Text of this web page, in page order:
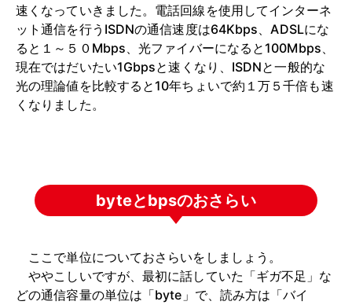
速くなっていきました。電話回線を使用してインターネ
ット通信を行うISDNの通信速度は64Kbps、ADSLにな
ると１～５０Mbps、光ファイバーになると100Mbps、
現在ではだいたい1Gbpsと速くなり、ISDNと一般的な
光の理論値を比較すると10年ちょいで約１万５千倍も速
くなりました。
byteとbpsのおさらい
ここで単位についておさらいをしましょう。
ややこしいですが、最初に話していた「ギガ不足」な
どの通信容量の単位は「byte」で、読み方は「バイ